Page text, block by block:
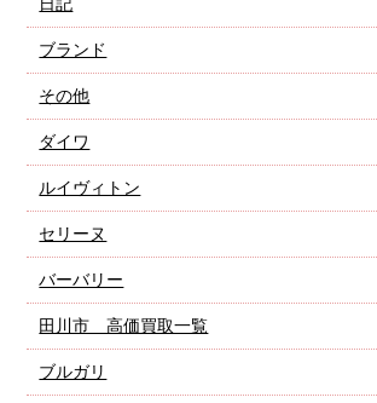
日記
ブランド
その他
ダイワ
ルイヴィトン
セリーヌ
バーバリー
田川市 高価買取一覧
ブルガリ